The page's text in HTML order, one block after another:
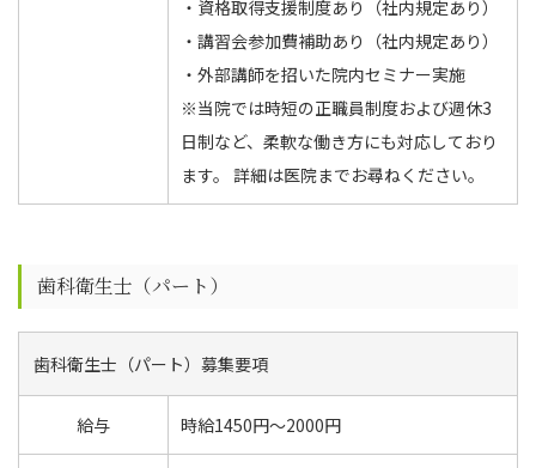
・資格取得支援制度あり（社内規定あり）
・講習会参加費補助あり（社内規定あり）
・外部講師を招いた院内セミナー実施
※当院では時短の正職員制度および週休3
日制など、柔軟な働き方にも対応しており
ます。 詳細は医院までお尋ねください。
歯科衛生士（パート）
歯科衛生士（パート）募集要項
給与 時給1450円〜2000円